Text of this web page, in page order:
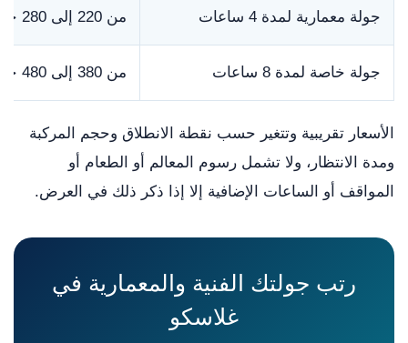
جولة معمارية لمدة 4 ساعات من 220 إلى 280 جنيها
جولة خاصة لمدة 8 ساعات من 380 إلى 480 جنيها
الأسعار تقريبية وتتغير حسب نقطة الانطلاق وحجم المركبة
ومدة الانتظار، ولا تشمل رسوم المعالم أو الطعام أو
المواقف أو الساعات الإضافية إلا إذا ذكر ذلك في العرض.
رتب جولتك الفنية والمعمارية في
غلاسكو